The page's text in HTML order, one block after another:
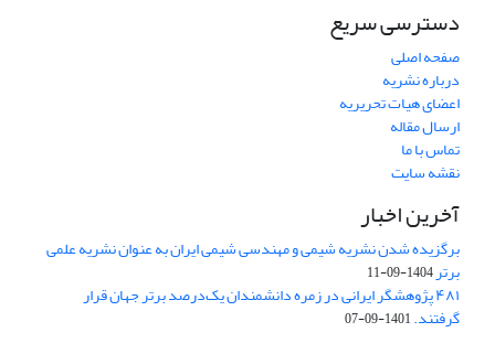
دسترسی سریع
صفحه اصلی
درباره نشریه
اعضای هیات تحریریه
ارسال مقاله
تماس با ما
نقشه سایت
آخرین اخبار
برگزیده شدن نشریه شیمی و مهندسی شیمی ایران به عنوان نشریه علمی
برتر1404-09-11
۴۸۱ پژوهشگر ایرانی در زمره دانشمندان یک‌درصد برتر جهان قرار
گرفتند.1401-09-07